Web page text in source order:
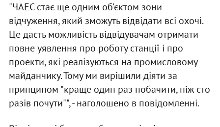
"ЧАЕС стає ще одним об'єктом зони
відчуження, який зможуть відвідати всі охочі.
Це дасть можливість відвідувачам отримати
повне уявлення про роботу станції і про
проекти, які реалізуються на промисловому
майданчику. Тому ми вирішили діяти за
принципом "краще один раз побачити, ніж сто
разів почути"", - наголошено в повідомленні.